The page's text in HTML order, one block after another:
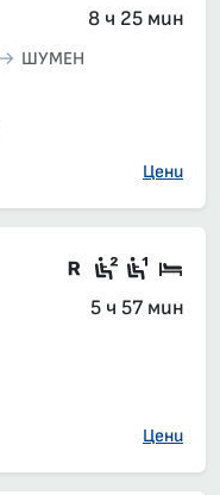
8 ч 25 мин
ШУМЕН
Цени
Влак със
Седящи
5 ч 57 мин
Цени